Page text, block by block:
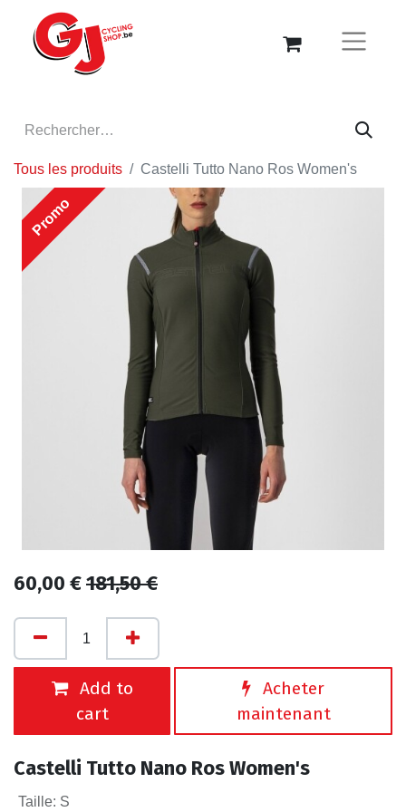
Tous les produits Castelli Tutto Nano Ros Women's
Promo
60,00 €181,50€
Add to
cart
Acheter
maintenant
Castelli Tutto Nano Ros Women's
Taille: S